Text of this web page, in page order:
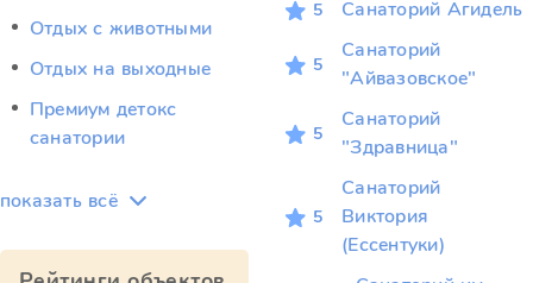
Отдых c животными
Отдых на выходные
Премиум детокс
санатории
показать всё
5 Санаторий Агидель
5
Санаторий
"Айвазовское"
5
Санаторий
"Здравница"
5
Санаторий
Виктория
(Ессентуки)